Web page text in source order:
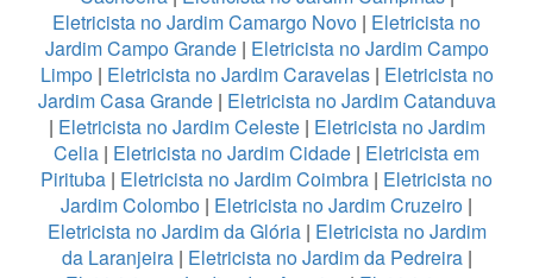
Eletricista no Jardim Camargo Novo | Eletricista no
Jardim Campo Grande| Eletricista no Jardim Campo
Limpo| Eletricista no Jardim Caravelas| Eletricista no
Jardim Casa Grande| Eletricista no Jardim Catanduva
| Eletricista no Jardim Celeste| Eletricista no Jardim
Celia | Eletricista no Jardim Cidade | Eletricista em
Pirituba | Eletricista no Jardim Coimbra | Eletricista no
Jardim Colombo | Eletricista no Jardim Cruzeiro |
Eletricista no Jardim da Glória| Eletricista no Jardim
da Laranjeira| Eletricista no Jardim da Pedreira|